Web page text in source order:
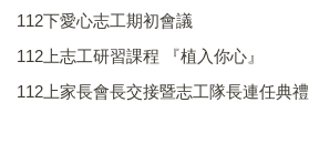
112下愛心志工期初會議
112上志工研習課程 『植入你心』
112上家長會長交接暨志工隊長連任典禮